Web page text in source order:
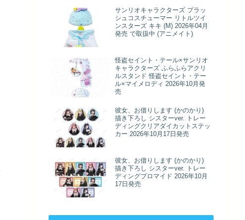
サンリオキャラクターズ プラッ
シュコスチューマー リトルツイ
ンスターズ キキ (M) 2026年04月
発売 で取扱中 (アニメイト)
怪盗セイント・テール×サンリオ
キャラクターズ ふらふらアクリ
ルスタンド 怪盗セイント・テー
ル×マイメロディ 2026年10月発
売
彼女、お借りします (かのかり)
描き下ろし シスターver. トレー
ディングクリアダイカットステッ
カー 2026年10月17日発売
彼女、お借りします (かのかり)
描き下ろし シスターver. トレー
ディングブロマイド 2026年10月
17日発売